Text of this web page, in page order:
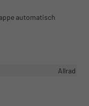
automatisch
Allrad